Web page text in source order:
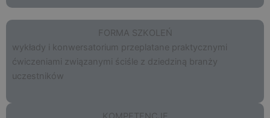
FORMA SZKOLEŃ
wykłady i konwersatorium przeplatane praktycznymi
ćwiczeniami związanymi ściśle z dziedziną branży
uczestników